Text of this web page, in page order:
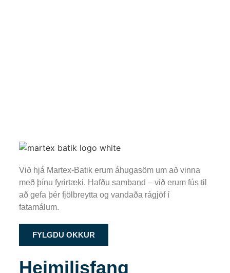
Við hjá Martex-Batik erum áhugasöm um að vinna
með þínu fyrirtæki. Hafðu samband – við erum fús til
að gefa þér fjölbreytta og vandaða rágjöf í
fatamálum.
FYLGDU OKKUR
Heimilisfang